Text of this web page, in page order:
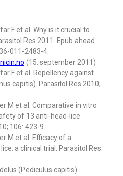
F et al. Why is it crucial to
Res 2011. Epub ahead
011-2483-4.
(15. september 2011)
F et al. Repellency against
capitis). Parasitol Res 2010;
M et al. Comparative in vitro
of 13 anti-head-lice
106: 423-9.
M et al. Efficacy of a
a clinical trial. Parasitol Res
(Pediculus capitis).